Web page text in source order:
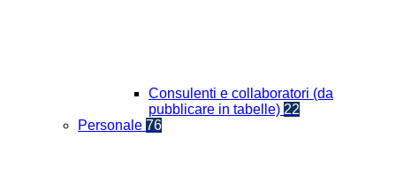
Consulenti e collaboratori (da
pubblicare in tabelle) 22
Personale 76